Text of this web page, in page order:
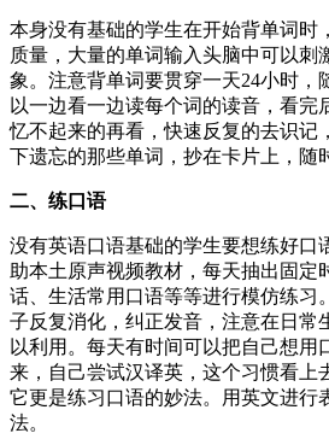
本身没有基础的学生在开始背单词时
质量，大量的单词输入头脑中可以刺
象。注意背单词要贯穿一天24小时，
以一边看一边读每个词的读音，看完
忆不起来的再看，快速反复的去识记
下遗忘的那些单词，抄在卡片上，随
二、练口语
没有英语口语基础的学生要想练好口
助本土原声视频教材，每天抽出固定
话、生活常用口语等等进行模仿练习
子反复消化，纠正发音，注意在日常
以利用。每天有时间可以把自己想用
来，自己尝试汉译英，这个习惯看上
它更是练习口语的妙法。用英文进行
法。